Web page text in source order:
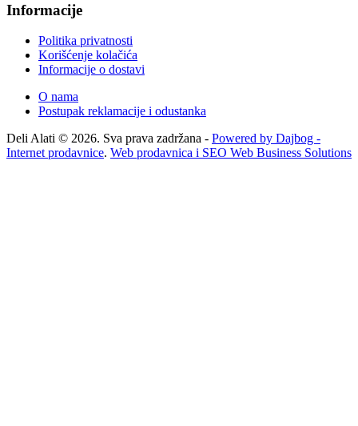
Informacije
Politika privatnosti
Korišćenje kolačića
Informacije o dostavi
O nama
Postupak reklamacije i odustanka
Deli Alati © 2026. Sva prava zadržana - Powered by Dajbog -
Internet prodavnice. Web prodavnica i SEO Web Business Solutions